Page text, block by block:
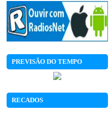
PREVISÃO DO TEMPO
RECADOS